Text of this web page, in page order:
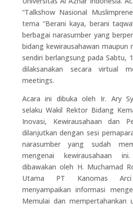
“Talkshow Nasional
tema “Berani kaya, berani
berbagai narasumber yang
bidang kewirausahawan maupun
sendiri berlangsung pada Sabtu,
dilaksanakan secara virtual
meetings.
Acara ini dibuka oleh Ir. Ary
selaku Wakil Rektor Bidang
Inovasi, Kewirausahaan dan
dilanjutkan dengan sesi
narasumber yang sudah
mengenai kewirausahaan
dibawakan oleh H. Muchamad
Utama PT Kanomas
menyampaikan informasi
Memulai dan mempertahankan